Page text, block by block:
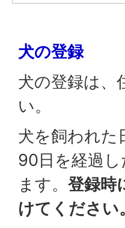
犬の登録
犬の登録は、
い。
犬を飼われた
90日を経過
ます。 登録時
けてください。